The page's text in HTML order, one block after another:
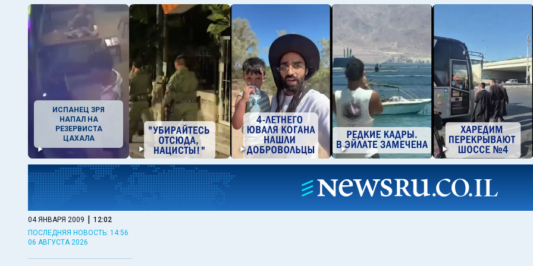
ИСПАНЕЦ ЗРЯ
НАПАЛ НА
РЕЗЕРВИСТА
ЦАХАЛА
04 ЯНВАРЯ 2009 | 12:02
ПОСЛЕДНЯЯ НОВОСТЬ: 14:56
06 АВГУСТА 2026